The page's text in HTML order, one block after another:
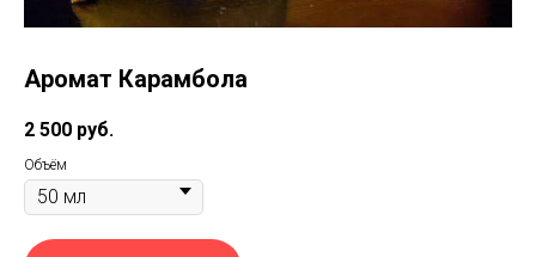
Аромат Карамбола
2 500 руб.
Объём